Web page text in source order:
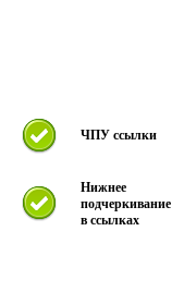
ЧПУ ссылки
Нижнее
подчеркивание
в ссылках